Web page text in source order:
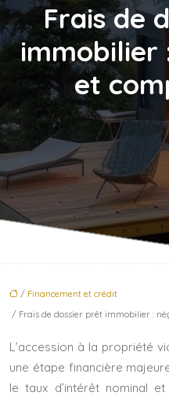
Frais de
immobilier
et
/ Financement et crédit
/ Frais de dossier prêt immobilier :
L’accession à la propriété
une étape financière
le taux d’intérêt nominal